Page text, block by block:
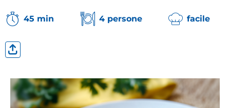
45 min 4 persone facile